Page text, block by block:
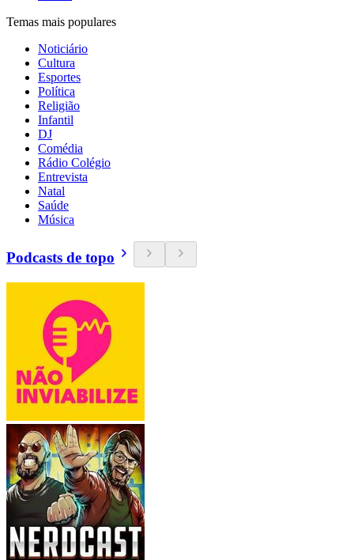
Temas mais populares
Noticiário
Cultura
Esportes
Política
Religião
Infantil
DJ
Comédia
Rádio Colégio
Entrevista
Natal
Saúde
Música
Podcasts de topo